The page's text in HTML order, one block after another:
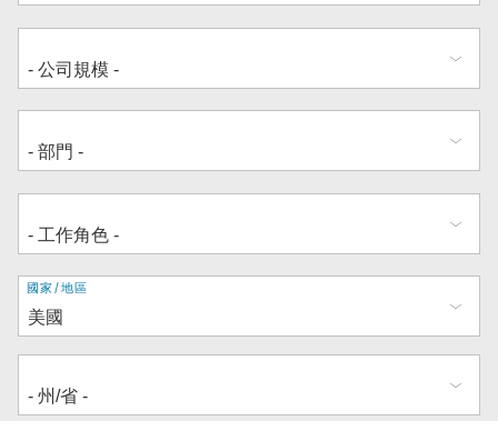
地
址
國家/地區